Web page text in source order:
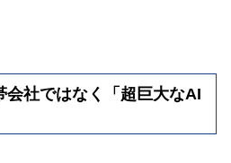
会社ではなく「超巨大なAI